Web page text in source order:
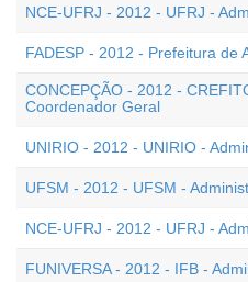
NCE-UFRJ - 2012 - UFRJ -
FADESP - 2012 - Prefeitura de
CONCEPÇÃO - 2012 -
Coordenador Geral
UNIRIO - 2012 - UNIRIO -
UFSM - 2012 - UFSM -
NCE-UFRJ - 2012 - UFRJ -
FUNIVERSA - 2012 - IFB -